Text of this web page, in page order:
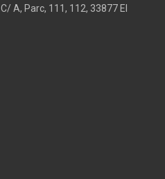
A, Parc, 111, 112, 33877 El